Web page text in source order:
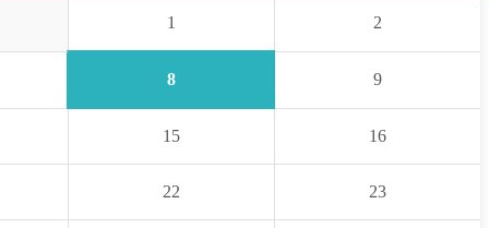
1 2
8 9
15 16
22 23